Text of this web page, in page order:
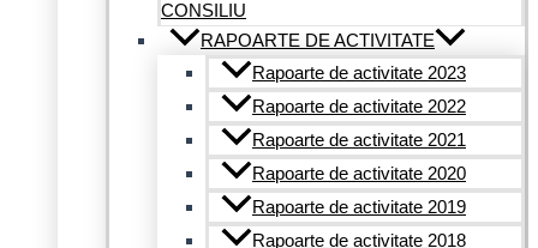
CONSILIU
RAPOARTE DE ACTIVITATE
Rapoarte de activitate 2023
Rapoarte de activitate 2022
Rapoarte de activitate 2021
Rapoarte de activitate 2020
Rapoarte de activitate 2019
Rapoarte de activitate 2018